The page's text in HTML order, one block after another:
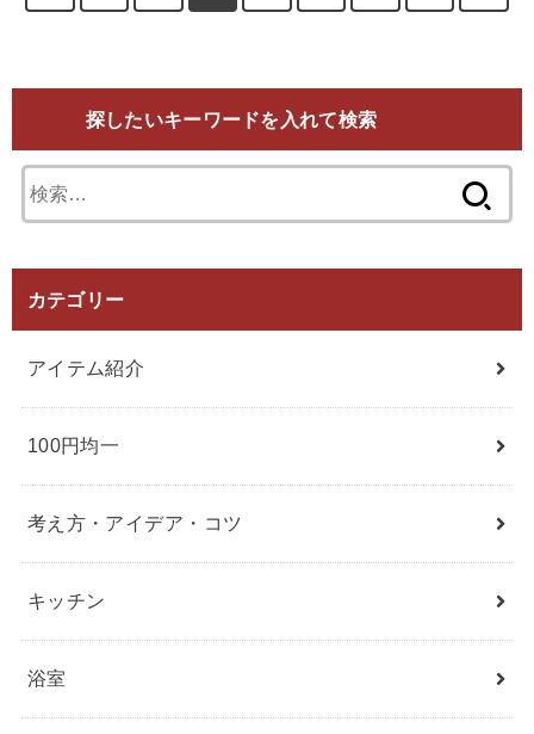
探したいキーワードを入れて検索
索:
カテゴリー
アイテム紹介
100円均一
考え方・アイデア・コツ
キッチン
浴室